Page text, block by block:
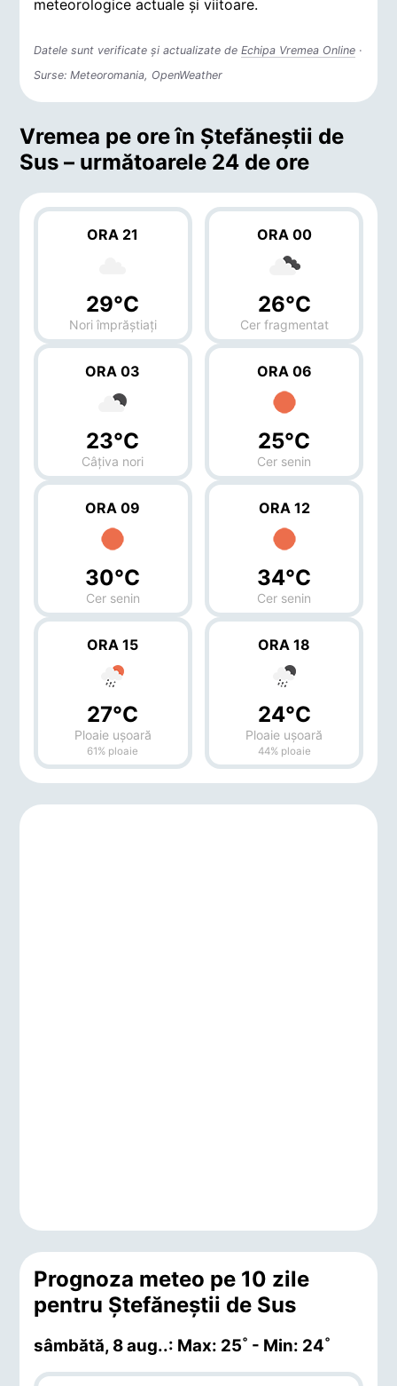
meteorologice actuale și viitoare.
Datele sunt verificate și actualizate deEchipa Vremea Online ·
Surse: Meteoromania, OpenWeather
Vremea pe ore în Ştefăneştii de
Sus – următoarele 24 de ore
ORA 21
29°C
Nori împrăștiați
ORA 00
26°C
Cer fragmentat
ORA 03
23°C
Câțiva nori
ORA 06
25°C
Cer senin
ORA 09
30°C
Cer senin
ORA 12
34°C
Cer senin
ORA 15
27°C
Ploaie ușoară
61% ploaie
ORA 18
24°C
Ploaie ușoară
44% ploaie
Prognoza meteo pe 10 zile
pentru Ştefăneştii de Sus
sâmbătă, 8 aug..: Max: 25˚ - Min: 24˚